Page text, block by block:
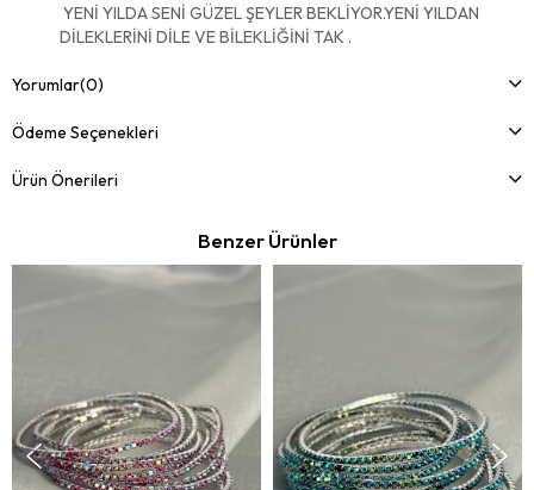
YENİ YILDA SENİ GÜZEL ŞEYLER BEKLİYOR.YENİ YILDAN
DİLEKLERİNİ DİLE VE BİLEKLİĞİNİ TAK .
Yorumlar(0)
Ödeme Seçenekleri
Ürün Önerileri
Benzer Ürünler